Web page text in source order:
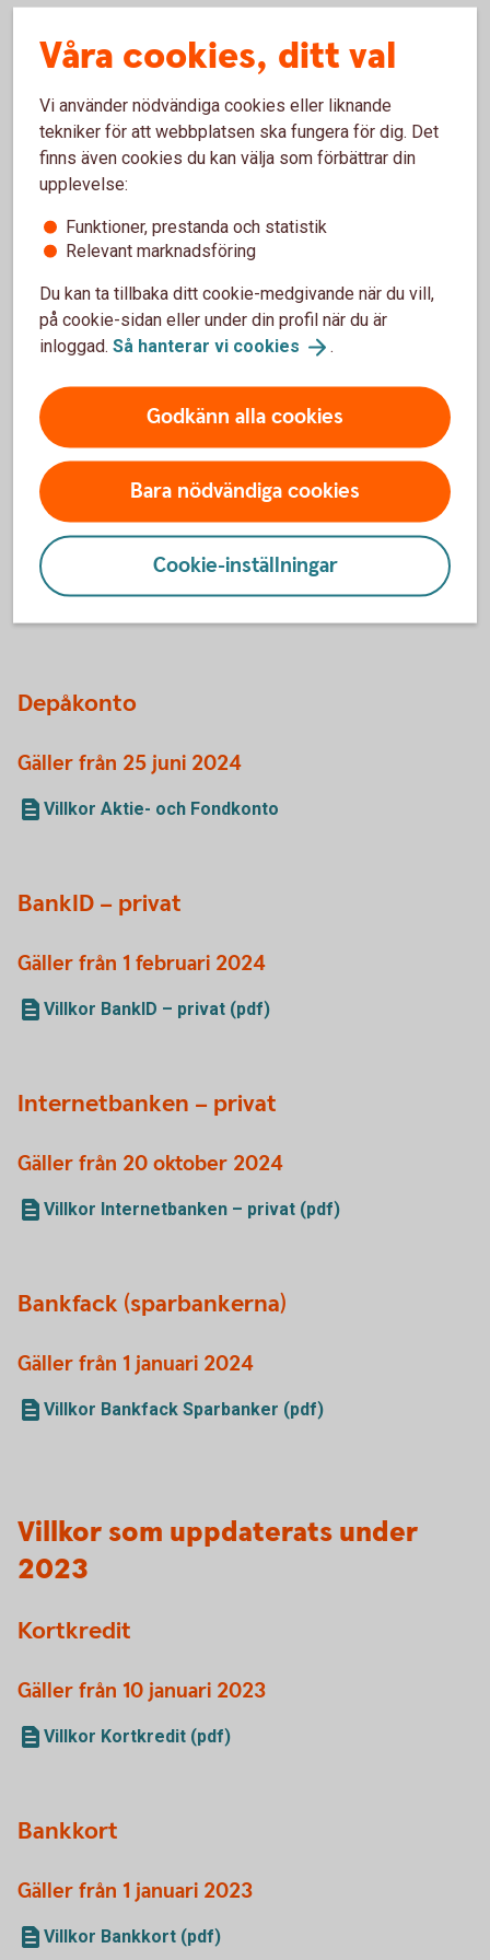
Gäller från 25 juni 2024
ISK
Gäller från 24 juni 2024
Villkor Investeringssparkonto (ISK)
Villkor för Investeringssparkonto (ISK) Fond (pdf)
Villkor Aktie- och Fondkonto (pdf)
IPS
Gäller från 24 juni 2024
Villkor Pensionssparkonto (IPS)
Villkor Pensionssparkonto (IPS) Fond
Depåkonto
Gäller från 25 juni 2024
Villkor Aktie- och Fondkonto
BankID – privat
Gäller från 1 februari 2024
Villkor BankID – privat (pdf)
Internetbanken – privat
Gäller från 20 oktober 2024
Villkor Internetbanken – privat (pdf)
Bankfack (sparbankerna)
Gäller från 1 januari 2024
Villkor Bankfack Sparbanker (pdf)
Villkor som uppdaterats under
2023
Kortkredit
Gäller från 10 januari 2023
Villkor Kortkredit (pdf)
Bankkort
Gäller från 1 januari 2023
Villkor Bankkort (pdf)
Våra cookies, ditt val
Vi använder nödvändiga cookies eller liknande
tekniker för att webbplatsen ska fungera för dig. Det
finns även cookies du kan välja som förbättrar din
upplevelse:
Funktioner, prestanda och statistik
Relevant marknadsföring
Du kan ta tillbaka ditt cookie-medgivande när du vill,
på cookie-sidan eller under din profil när du är
inloggad. Så hanterar vi cookies .
Godkänn alla cookies
Bara nödvändiga cookies
Cookie-inställningar